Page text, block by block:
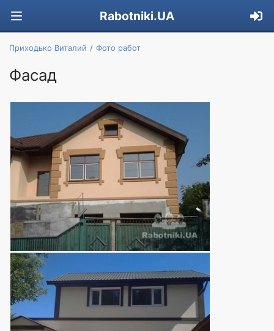
Rabotniki.UA
Приходько Виталий Фото работ
Фасад